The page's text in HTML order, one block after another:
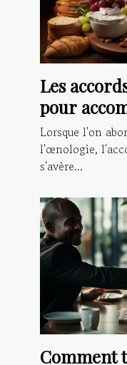
Les
pour
Lorsque l'on
l'œnologie,
s'avère...
Comment